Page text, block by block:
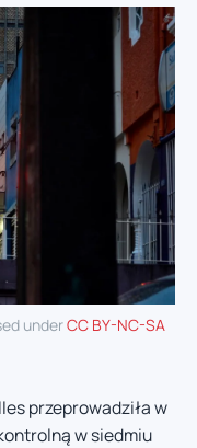
underCC BY-NC-SA
przeprowadziła w
w siedmiu